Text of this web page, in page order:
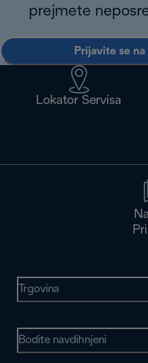
prejmete
Prijavite se
Lokator Servisa
Trgovina
Bodite navdihnjeni